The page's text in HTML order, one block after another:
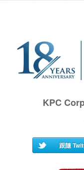
KPC
跟隨